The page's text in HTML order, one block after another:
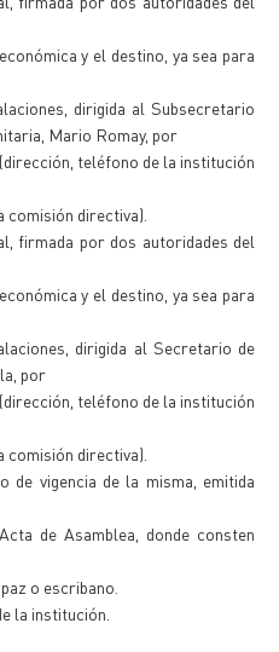
y el destino, ya sea para
dirigida al Subsecretario
Mario Romay, por
teléfono de la institución
comisión directiva).
firmada por dos autoridades del
y el destino, ya sea para
dirigida al Secretario de
por
teléfono de la institución
comisión directiva).
de vigencia de la misma, emitida
de Asamblea, donde consten
o escribano.
la institución.